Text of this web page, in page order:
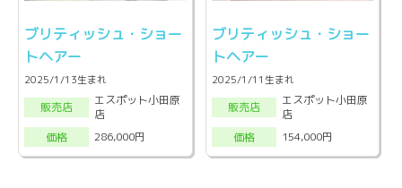
ブリティッシュ・ショー
トヘアー
2025/1/13生まれ
販売店
エスポット小田原
店
価格
286,000円
ブリティッシュ・ショー
トヘアー
2025/1/11生まれ
販売店
エスポット小田原
店
価格
154,000円